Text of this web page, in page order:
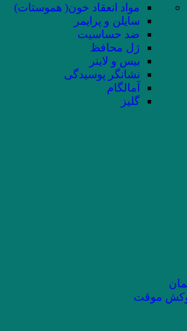
مواد انعقاد خون( هموستات)
سایلن و پرایمر
ضد حساسیت
ژل محافظ
بیس و لاینر
نشانگر پوسیدگی
آمالگام
گلیز
موقت